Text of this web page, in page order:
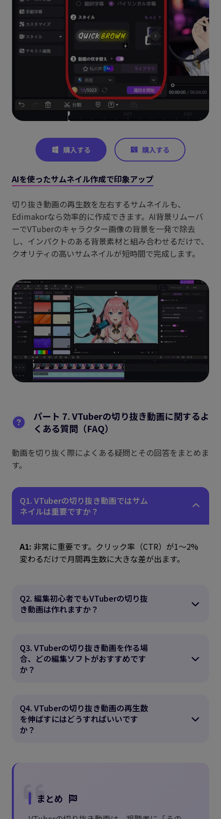
AIを使ったサムネイル作成で印象アップ
切り抜き動画の再生数を左右するサムネイルも、
Edimakorなら効率的に作成できます。AI背景リムーバ
ーでVTuberのキャラクター画像の背景を一発で除去
し、インパクトのある背景素材と組み合わせるだけで、
クオリティの高いサムネイルが短時間で完成します。
パート 7. VTuberの切り抜き動画に関するよ
くある質問（FAQ）
動画を切り抜く際によくある疑問とその回答をまとめま
す。
Q1. VTuberの切り抜き動画ではサム
ネイルは重要ですか？
A1: 非常に重要です。クリック率（CTR）が1〜2%
変わるだけで月間再生数に大きな差が出ます。
Q2. 編集初心者でもVTuberの切り抜
き動画は作れますか？
Q3. VTuberの切り抜き動画を作る場
合、どの編集ソフトがおすすめです
か？
Q4. VTuberの切り抜き動画の再生数
を伸ばすにはどうすればいいです
か？
まとめ